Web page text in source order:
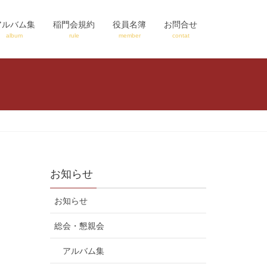
ルバム集
album
稲門会規約
rule
役員名簿
member
お問合せ
contat
お知らせ
お知らせ
総会・懇親会
アルバム集